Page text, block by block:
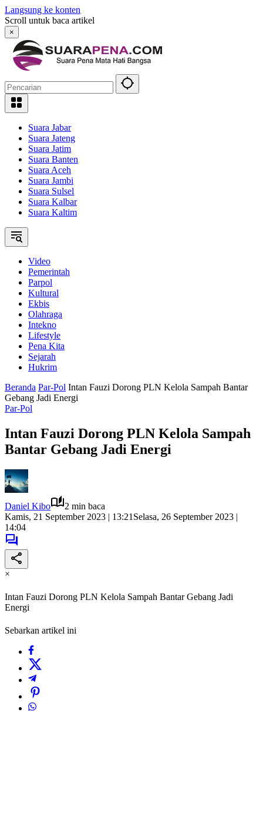
Langsung ke konten
Scroll untuk baca artikel
×
Suara Jabar
Suara Jateng
Suara Jatim
Suara Banten
Suara Aceh
Suara Jambi
Suara Sulsel
Suara Kalbar
Suara Kaltim
Video
Pemerintah
Parpol
Kultural
Ekbis
Olahraga
Intekno
Lifestyle
Pena Kita
Sejarah
Hukrim
Beranda Par-Pol Intan Fauzi Dorong PLN Kelola Sampah Bantar
Gebang Jadi Energi
Par-Pol
Intan Fauzi Dorong PLN Kelola Sampah
Bantar Gebang Jadi Energi
Daniel Kibo
2 min baca
Kamis, 21 September 2023 | 13:21 Selasa, 26 September 2023 |
14:04
×
Intan Fauzi Dorong PLN Kelola Sampah Bantar Gebang Jadi
Energi
Sebarkan artikel ini